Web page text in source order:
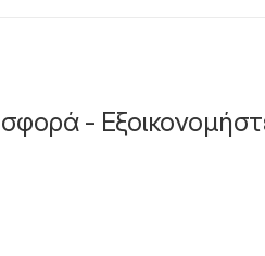
-